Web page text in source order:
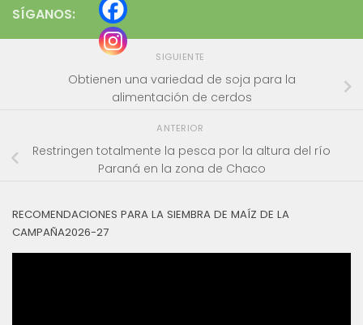
SÍGANOS:
SIGUIENTE
Obtienen una variedad de soja para la
alimentación de cerdos
ANTERIOR
Restringen totalmente la pesca por la altura del río
Paraná en la zona de Chaco
RECOMENDACIONES PARA LA SIEMBRA DE MAÍZ DE LA
CAMPAÑA2026-27